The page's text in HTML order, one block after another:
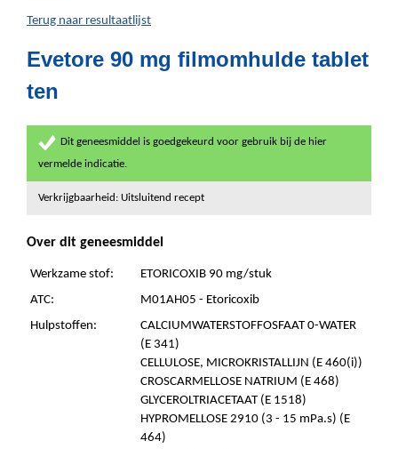
Terug naar resultaatlijst
Evetore 90 mg filmomhulde tablet
ten
Dit geneesmiddel is goedgekeurd voor gebruik bij de hier
vermelde indicatie.
Verkrijgbaarheid: Uitsluitend recept
Over dit geneesmiddel
Werkzame stof:
ETORICOXIB 90 mg/stuk
ATC:
M01AH05 - Etoricoxib
Hulpstoffen:
CALCIUMWATERSTOFFOSFAAT 0-WATER
(E 341)
CELLULOSE, MICROKRISTALLIJN (E 460(i))
CROSCARMELLOSE NATRIUM (E 468)
GLYCEROLTRIACETAAT (E 1518)
HYPROMELLOSE 2910 (3 - 15 mPa.s) (E
464)